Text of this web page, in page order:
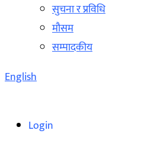
सुचना र प्रविधि
मौसम
सम्पादकीय
English
Login